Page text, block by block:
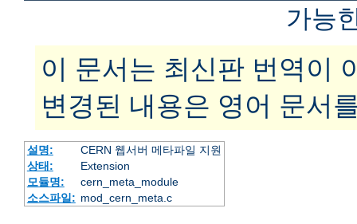
가능
이 문서는 최신판 번역이
변경된 내용은 영어 문서
설명:
CERN 웹서버 메타파일 지원
상태:
Extension
모듈명:
cern_meta_module
소스파일: mod_cern_meta.c